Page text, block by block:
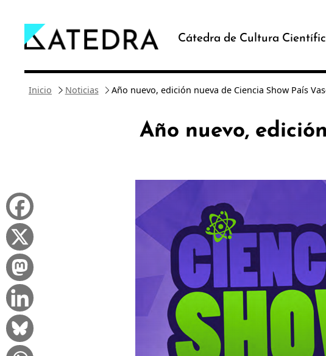
contenido
Cátedra de Cultura
Inicio Noticias Año nuevo, edición nueva de Ciencia Show País
Año nuevo,